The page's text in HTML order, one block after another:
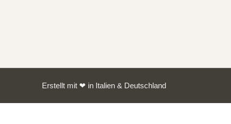
Erstellt mit ❤ in Italien & Deutschland